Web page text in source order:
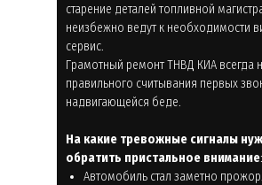
старение деталей топливной
неизбежно ведут к необходимости
сервис.
Грамотный ремонт ТНВД КИА всегда
правильного считывания первых
надвигающейся беде.
На какие тревожные сигналы
обратить пристальное внимание:
Автомобиль стал заметно